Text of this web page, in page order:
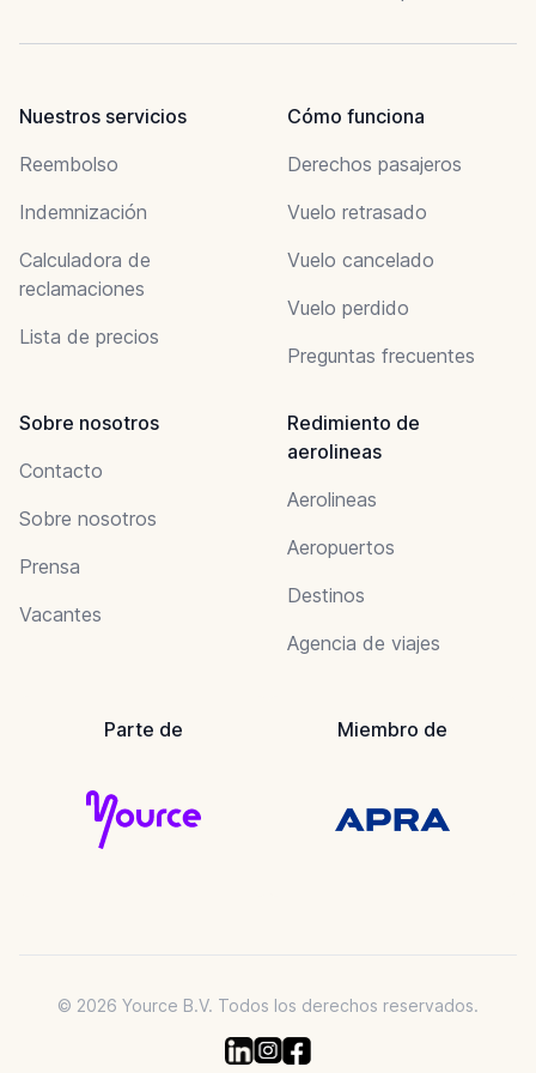
Nuestros servicios
Reembolso
Indemnización
Calculadora de
reclamaciones
Lista de precios
Cómo funciona
Derechos pasajeros
Vuelo retrasado
Vuelo cancelado
Vuelo perdido
Preguntas frecuentes
Sobre nosotros
Contacto
Sobre nosotros
Prensa
Vacantes
Redimiento de
aerolineas
Aerolineas
Aeropuertos
Destinos
Agencia de viajes
Parte de Miembro de
© 2026 Yource B.V. Todos los derechos reservados.